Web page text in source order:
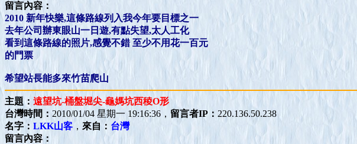
留言內容：
2010 新年快樂,這條路線列入我今年要目標之一
去年公司辦東眼山一日遊,有點失望,太人工化
看到這條路線的照片,感覺不錯 至少不用花一百元
的門票
希望站長能多來竹苗爬山
主題： 遠望坑-桶盤堀尖-龜媽坑西稜O形
台灣時間： 2010/01/04 星期一 19:16:36， 留言者IP： 220.136.50.238
名字： LKK山客 ， 來自： 台灣
留言內容：